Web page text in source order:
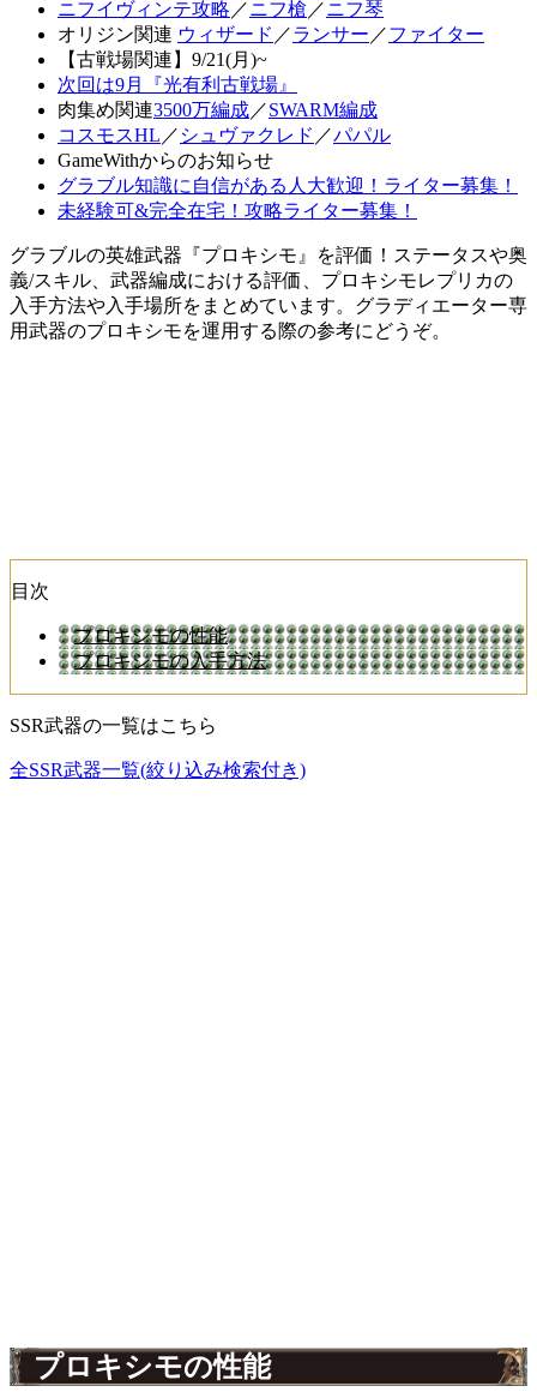
ニフイヴィンテ攻略 ／ニフ槍 ／ニフ琴
オリジン関連 ウィザード ／ランサー ／ファイター
【古戦場関連】9/21(月)~
次回は9月『光有利古戦場』
肉集め関連3500万編成／SWARM編成
コスモスHL ／ シュヴァクレド ／パパル
GameWithからのお知らせ
グラブル知識に自信がある人大歓迎！ライター募集！
未経験可&完全在宅！攻略ライター募集！
グラブルの英雄武器『プロキシモ』を評価！ステータスや奥
義/スキル、武器編成における評価、プロキシモレプリカの
入手方法や入手場所をまとめています。グラディエーター専
用武器のプロキシモを運用する際の参考にどうぞ。
目次
プロキシモの性能
プロキシモの入手方法
SSR武器の一覧はこちら
全SSR武器一覧(絞り込み検索付き)
プロキシモの性能